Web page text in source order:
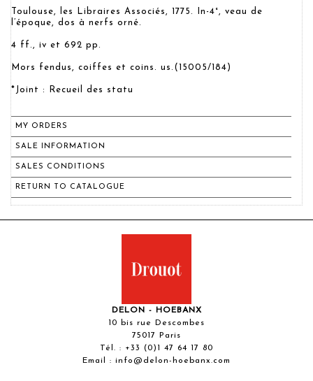
Toulouse, les Libraires Associés, 1775. In-4°, veau de
l’époque, dos à nerfs orné.
4 ff., iv et 692 pp.
Mors fendus, coiffes et coins. us.(15005/184)
*Joint : Recueil des statu
MY ORDERS
SALE INFORMATION
SALES CONDITIONS
RETURN TO CATALOGUE
DELON - HOEBANX
10 bis rue Descombes
75017 Paris
Tél. : +33 (0)1 47 64 17 80
Email : info@delon-hoebanx.com